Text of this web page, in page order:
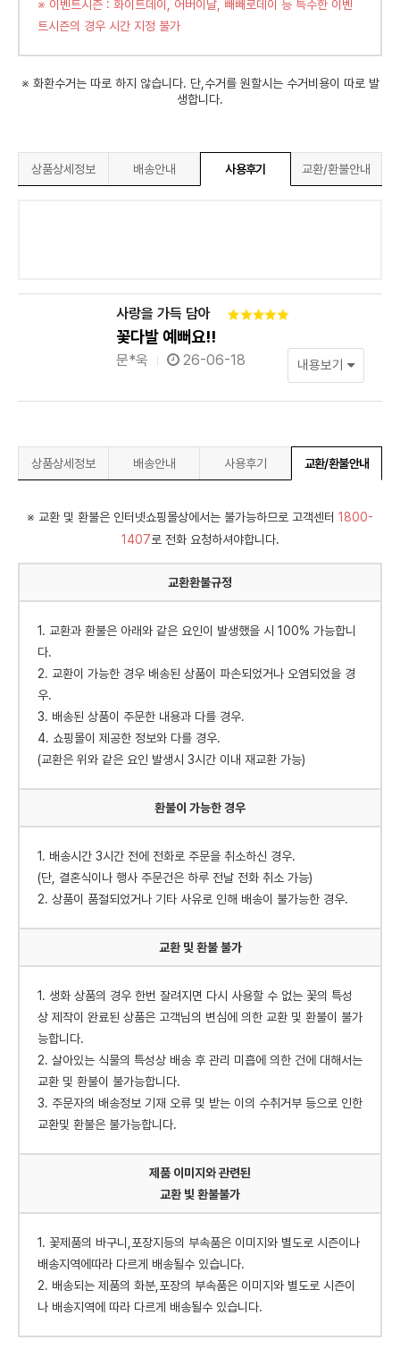
※ 이벤트시즌 : 화이트데이, 어버이날, 빼빼로데이 등 특수한 이벤
트시즌의 경우 시간 지정 불가
※ 화환수거는 따로 하지 않습니다. 단,수거를 원할시는 수거비용이 따로 발
생합니다.
상품상세정보 배송안내 사용후기 교환/환불안내
사랑을 가득 담아
꽃다발 예뻐요!!
문*욱 26-06-18 내용보기
상품상세정보 배송안내 사용후기 교환/환불안내
※ 교환 및 환불은 인터넷쇼핑몰상에서는 불가능하므로 고객센터 1800-
1407로 전화 요청하셔야합니다.
교환환불규정
1. 교환과 환불은 아래와 같은 요인이 발생했을 시 100% 가능합니
다.
2. 교환이 가능한 경우 배송된 상품이 파손되었거나 오염되었을 경
우.
3. 배송된 상품이 주문한 내용과 다를 경우.
4. 쇼핑몰이 제공한 정보와 다를 경우.
(교환은 위와 같은 요인 발생시 3시간 이내 재교환 가능)
환불이 가능한 경우
1. 배송시간 3시간 전에 전화로 주문을 취소하신 경우.
(단, 결혼식이나 행사 주문건은 하루 전날 전화 취소 가능)
2. 상품이 품절되었거나 기타 사유로 인해 배송이 불가능한 경우.
교환 및 환불 불가
1. 생화 상품의 경우 한번 잘려지면 다시 사용할 수 없는 꽃의 특성
상 제작이 완료된 상품은 고객님의 변심에 의한 교환 및 환불이 불가
능합니다.
2. 살아있는 식물의 특성상 배송 후 관리 미흡에 의한 건에 대해서는
교환 및 환불이 불가능합니다.
3. 주문자의 배송정보 기재 오류 및 받는 이의 수취거부 등으로 인한
교환및 환불은 불가능합니다.
제품 이미지와 관련된
교환 빛 환불불가
1. 꽃제품의 바구니,포장지등의 부속품은 이미지와 별도로 시즌이나
배송지역에따라 다르게 배송될수 있습니다.
2. 배송되는 제품의 화분,포장의 부속품은 이미지와 별도로 시즌이
나 배송지역에 따라 다르게 배송될수 있습니다.